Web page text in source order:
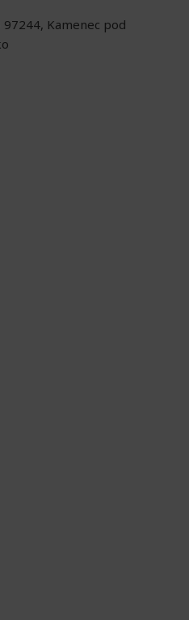
Kamenec pod